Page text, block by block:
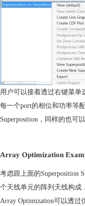
用户可以接着透过右键菜单
每一个port的相位和功率等
Superposition ，同样的也可
Array Optimization
考虑跟上面的Superposition
个天线单元的阵列天线构成
Array Optimization可以透过